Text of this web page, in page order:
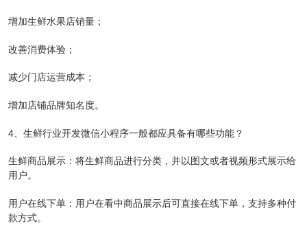
增加生鲜水果店销量；
改善消费体验；
减少门店运营成本；
增加店铺品牌知名度。
4、生鲜行业开发微信小程序一般都应具备有哪些功能？
生鲜商品展示：将生鲜商品进行分类，并以图文或者视频形式展示给
用户。
用户在线下单：用户在看中商品展示后可直接在线下单，支持多种付
款方式。